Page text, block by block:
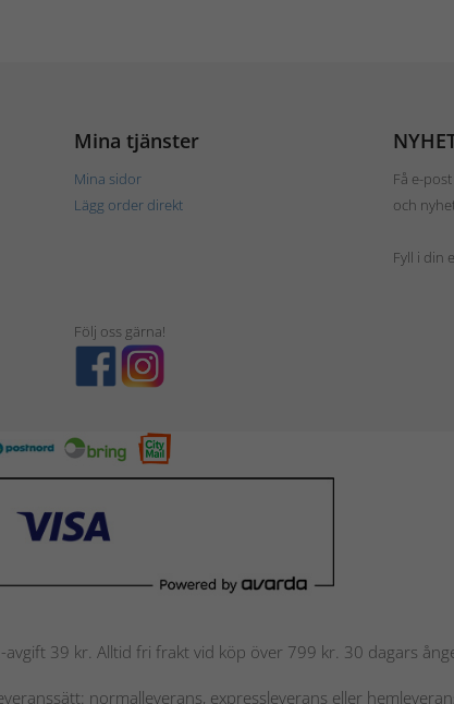
Mina tjänster
Mina sidor
Lägg order direkt
Få e-
och
Fyll i din
Följ oss gärna!
39 kr. Alltid fri frakt vid köp över 799 kr. 30 dagars
normalleverans, expressleverans eller